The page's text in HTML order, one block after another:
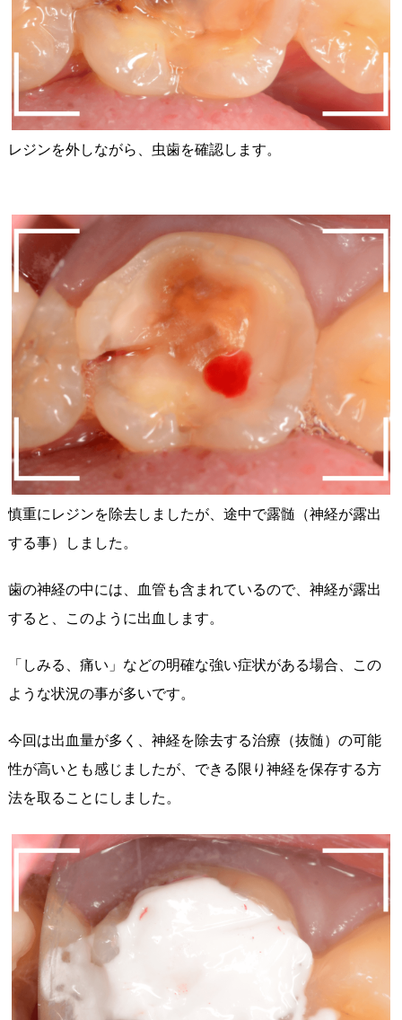
レジンを外しながら、虫歯を確認します。
慎重にレジンを除去しましたが、途中で露髄（神経が露出
する事）しました。
歯の神経の中には、血管も含まれているので、神経が露出
すると、このように出血します。
「しみる、痛い」などの明確な強い症状がある場合、この
ような状況の事が多いです。
今回は出血量が多く、神経を除去する治療（抜髄）の可能
性が高いとも感じましたが、できる限り神経を保存する方
法を取ることにしました。